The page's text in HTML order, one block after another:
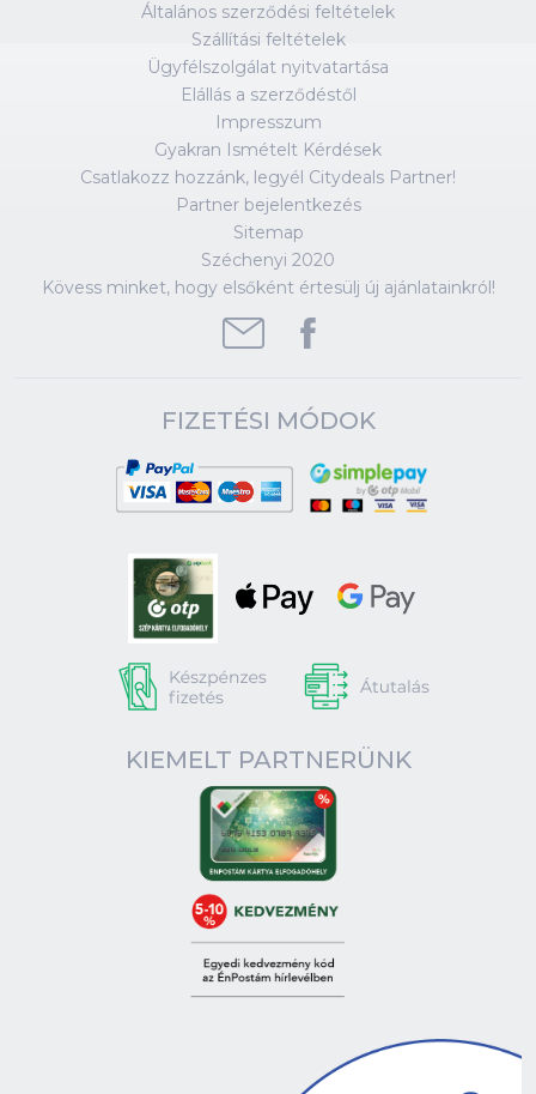
Általános szerződési feltételek
Szállítási feltételek
Ügyfélszolgálat nyitvatartása
Elállás a szerződéstől
Impresszum
Gyakran Ismételt Kérdések
Csatlakozz hozzánk, legyél Citydeals Partner!
Partner bejelentkezés
Sitemap
Széchenyi 2020
Kövess minket, hogy elsőként értesülj új ajánlatainkról!
FIZETÉSI MÓDOK
KIEMELT PARTNERÜNK